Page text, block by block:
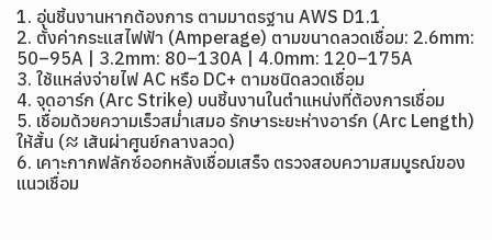
1. อุ่นชิ้นงานหากต้องการ ตามมาตรฐาน AWS D1.1
2. ตั้งค่ากระแสไฟฟ้า (Amperage) ตามขนาดลวดเชื่อม: 2.6mm:
50–95A | 3.2mm: 80–130A | 4.0mm: 120–175A
3. ใช้แหล่งจ่ายไฟ AC หรือ DC+ ตามชนิดลวดเชื่อม
4. จุดอาร์ก (Arc Strike) บนชิ้นงานในตำแหน่งที่ต้องการเชื่อม
5. เชื่อมด้วยความเร็วสม่ำเสมอ รักษาระยะห่างอาร์ก (Arc Length)
ให้สั้น (≈ เส้นผ่าศูนย์กลางลวด)
6. เคาะกากฟลักซ์ออกหลังเชื่อมเสร็จ ตรวจสอบความสมบูรณ์ของ
แนวเชื่อม